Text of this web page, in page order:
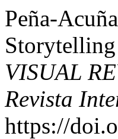
Peña-
VISUAL
Revista
https://